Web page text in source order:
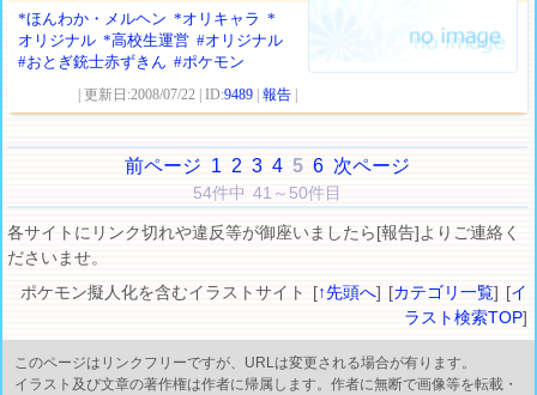
*ほんわか・メルヘン *オリキャラ *
オリジナル *高校生運営 #オリジナル
#おとぎ銃士赤ずきん #ポケモン
| 更新日:2008/07/22 | ID:9489 |報告
前ページ 1 2 3 4 5 6 次ページ
54件中 41～50件目
各サイトにリンク切れや違反等が御座いましたら[報告]よりご連絡く
ださいませ。
ポケモン擬人化を含むイラストサイト [↑先頭へ] [カテゴリ一覧] [イ
ラスト検索TOP]
このページはリンクフリーですが、URLは変更される場合が有ります。
イラスト及び文章の著作権は作者に帰属します。作者に無断で画像等を転載・